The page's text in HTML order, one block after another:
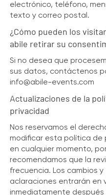
electrónico, teléfono,
texto y correo postal.
¿Cómo pueden los
abile retirar su
Si no desea que
sus datos, contáctenos
info@abile-events.com
Actualizaciones de la
privacidad
Nos reservamos el
modificar esta política de
en cualquier momento,
recomendamos que la
frecuencia. Los cambios y
aclaraciones entrarán en
inmediatamente después